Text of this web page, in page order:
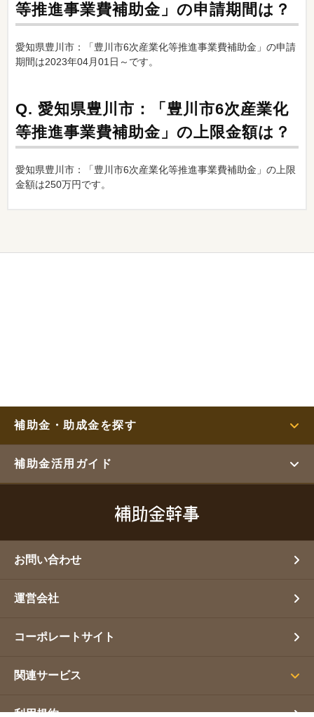
等推進事業費補助金」の申請期間は？
愛知県豊川市：「豊川市6次産業化等推進事業費補助金」の申請
期間は2023年04月01日～です。
Q. 愛知県豊川市：「豊川市6次産業化
等推進事業費補助金」の上限金額は？
愛知県豊川市：「豊川市6次産業化等推進事業費補助金」の上限
金額は250万円です。
補助金・助成金を探す
補助金活用ガイド
お問い合わせ
運営会社
コーポレートサイト
関連サービス
利用規約